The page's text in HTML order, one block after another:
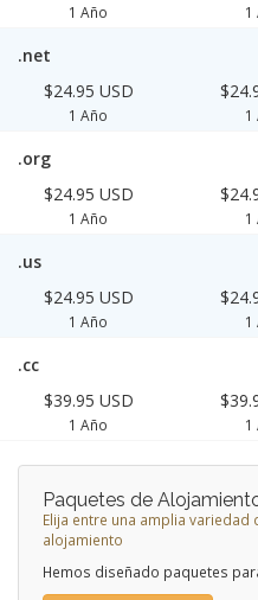
1 Año 1
.net
$24.95 USD
1 Año 1
.org
$24.95 USD
1 Año 1
.us
$24.95 USD
1 Año 1
.cc
$39.95 USD
1 Año 1
Paquetes de
Elija entre una amplia variedad
alojamiento
Hemos diseñado paquetes